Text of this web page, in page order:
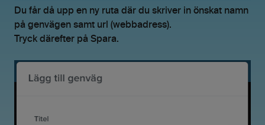
Du får då upp en ny ruta där du skriver in önskat namn
på genvägen samt url (webbadress).
Tryck därefter på Spara.